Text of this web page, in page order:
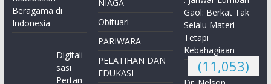
Beragama di
Indonesia
Digitali
sasi
Pertan
NIAGA
Obituari
PARIWARA
PELATIHAN DAN
EDUKASI
Gaol: Berkat Tak
Selalu Materi
Tetapi
Kebahagiaan
(11,053)